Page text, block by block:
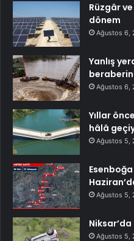
Rüzgâr
dönem
Ağustos 6,
Yanlış
Ağustos 6,
Yıllar
hâlâ
Ağustos 5,
Ağustos 5,
Niksar’da
Ağustos 5,